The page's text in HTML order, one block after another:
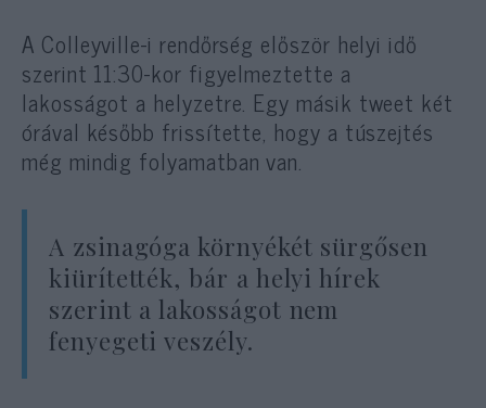
A Colleyville-i rendőrség először helyi idő
szerint 11:30-kor figyelmeztette a
lakosságot a helyzetre. Egy másik tweet két
órával később frissítette, hogy a túszejtés
még mindig folyamatban van.
A zsinagóga környékét sürgősen
kiürítették, bár a helyi hírek
szerint a lakosságot nem
fenyegeti veszély.